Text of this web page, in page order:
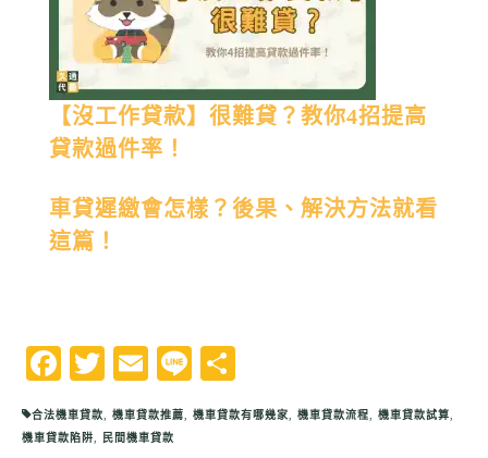
【沒工作貸款】很難貸？教你4招提高
貸款過件率！
車貸遲繳會怎樣？後果、解決方法就看
這篇！
Facebook
Twitter
EmailLine
享
合法機車貸款, 機車貸款推薦, 機車貸款有哪幾家, 機車貸款流程, 機車貸款試算,
機車貸款陷阱, 民間機車貸款